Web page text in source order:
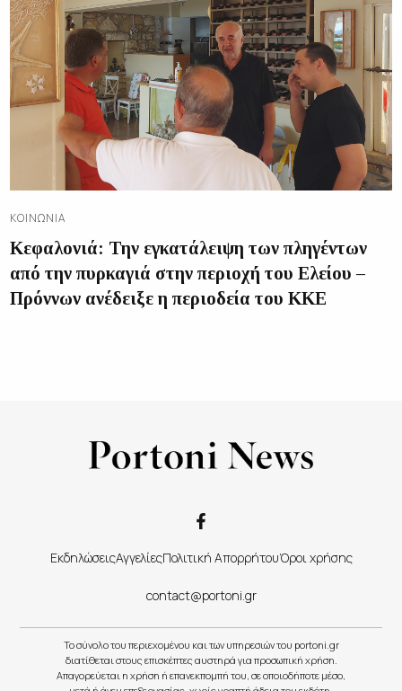
ΚΟΙΝΩΝΊΑ
Κεφαλονιά: Την εγκατάλειψη των πληγέντων
από την πυρκαγιά στην περιοχή του Ελείου –
Πρόννων ανέδειξε η περιοδεία του ΚΚΕ
ΕκδηλώσειςΑγγελίεςΠολιτική ΑπορρήτουΌροι χρήσης
contact@portoni.gr
Το σύνολο του περιεχομένου και των υπηρεσιών του portoni.gr
διατίθεται στους επισκέπτες αυστηρά για προσωπική χρήση.
Απαγορεύεται η χρήση ή επανεκπομπή του, σε οποιοδήποτε μέσο,